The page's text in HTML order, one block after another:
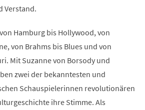
Verstand.
Hamburg bis Hollywood, von
von Brahms bis Blues und von
Mit Suzanne von Borsody und
zwei der bekanntesten und
Schauspielerinnen revolutionären
ihre Stimme. Als